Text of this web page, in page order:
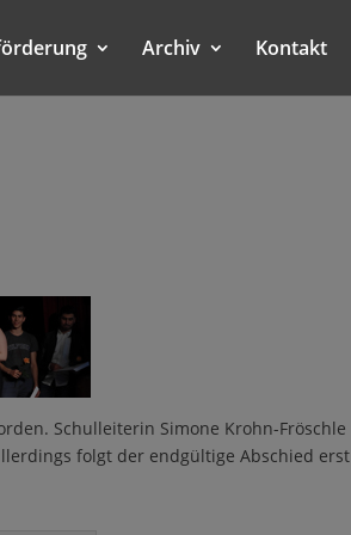
Archiv Kontakt
Schulleiterin Simone Krohn-Fröschle
folgt der endgültige Abschied erst